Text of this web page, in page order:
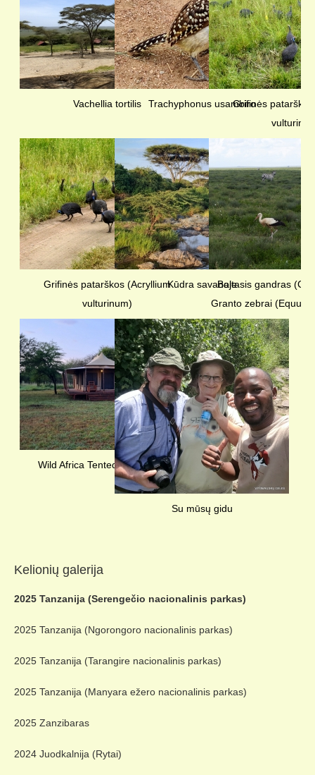
Vachellia tortilis Trachyphonus usambiro
Grifinės
Grifinės patarškos (Acryllium
vulturinum)
Kūdra savanojeBaltasis gandras
Granto zebrai (Equus
Wild Africa Tented stovyklavietė
Su mūsų gidu
Kelionių galerija
2025 Tanzanija (Serengečio nacionalinis parkas)
2025 Tanzanija (Ngorongoro nacionalinis parkas)
2025 Tanzanija (Tarangire nacionalinis parkas)
2025 Tanzanija (Manyara ežero nacionalinis parkas)
2025 Zanzibaras
2024 Juodkalnija (Rytai)